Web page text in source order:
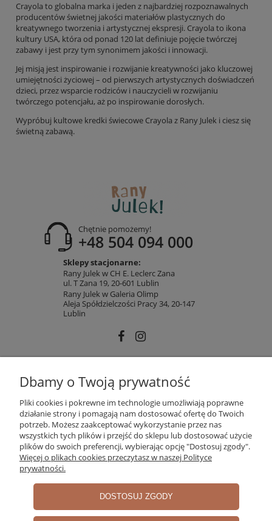
Crayola to globalna marka i jeden z najbardziej rozpoznawalnych
producentów świetnej jakości materiałów plastycznych do
kreatywnego tworzenia i artystycznej ekspresji. Crayola to ikona
kultury USA, która od ponad 120 lat definiuje pojęcie twórczej
zabawy i jest przy tym synonimem jakości i innowacji.
Jej misją jest inspirowanie i rozwijanie kreatywności jako kluczowej
umiejętności życiowej – od pierwszych artystycznych doświadczeń
dzieci, przez wsparcie rodziców i nauczycieli w rozwijaniu
twórczego potencjału, aż po inspirowanie dorosłych.
Wypróbuj kultowe kredki świecowe Crayola z Rany Julek i ciesz się
świetną zabawą.
Chętnie pomożemy!
+48 504 094 000
Sklepy stacjonarne:
Rany Julek w CH E. Leclerc Zana
ul. T Zana 19, 20-601 Lublin
Rany Julek w Galeria Olimp
Aleja Spółdzielczości Pracy 34, 20-147
Lublin
INFORMACJE
MOJE KONTO
PŁATNOŚCI I DOSTAWA
O NAS
Dbamy o Twoją prywatność
Pliki cookies i pokrewne im technologie umożliwiają poprawne
działanie strony i pomagają nam dostosować ofertę do Twoich
potrzeb. Możesz zaakceptować wykorzystanie przez nas
wszystkich tych plików i przejść do sklepu lub dostosować użycie
plików do swoich preferencji, wybierając opcję "Dostosuj zgody".
Więcej o plikach cookies przeczytasz w naszej Polityce
prywatności.
DOSTOSUJ ZGODY